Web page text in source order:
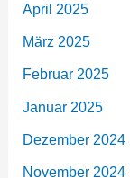
April 2025
März 2025
Februar 2025
Januar 2025
Dezember 2024
November 2024